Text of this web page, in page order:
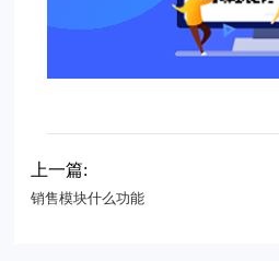
上一篇:
销售模块什么功能